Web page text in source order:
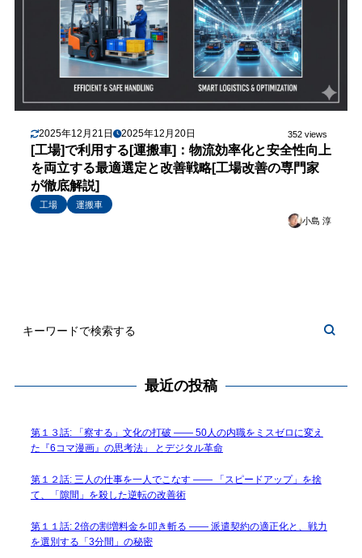
2025年12月21日 2025年12月20日 352 views
[工場]で利用する[運搬車]：物流効率化と安全性向上
を両立する最適選定と改善戦略[工場改善の専門家
が徹底解説]
工場
運搬車
小島 淳
最近の投稿
第１３話: 「察する」文化の打破 —— 50人の内職をミスゼロに変え
た『6コマ漫画』の思考法」 とデジタル革命
第１２話: 三人の仕事を一人でこなす —— 「スピードアップ」を捨
て、「隙間」を殺した逆転の改善術
第１１話: 2倍の割増料金を叩き斬る —— 派遣契約の適正化と、戦力
を選別する「3分間」の秘密